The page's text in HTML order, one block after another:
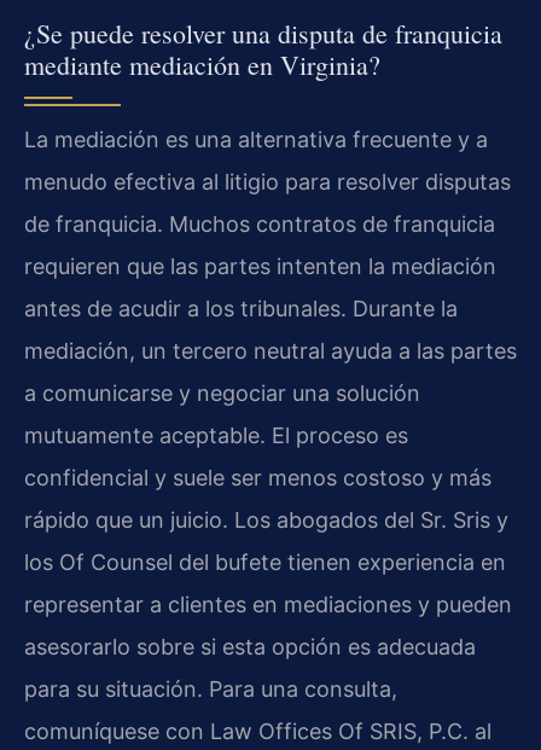
¿Se puede resolver una disputa de franquicia
mediante mediación en Virginia?
La mediación es una alternativa frecuente y a
menudo efectiva al litigio para resolver disputas
de franquicia. Muchos contratos de franquicia
requieren que las partes intenten la mediación
antes de acudir a los tribunales. Durante la
mediación, un tercero neutral ayuda a las partes
a comunicarse y negociar una solución
mutuamente aceptable. El proceso es
confidencial y suele ser menos costoso y más
rápido que un juicio. Los abogados del Sr. Sris y
los Of Counsel del bufete tienen experiencia en
representar a clientes en mediaciones y pueden
asesorarlo sobre si esta opción es adecuada
para su situación. Para una consulta,
comuníquese con Law Offices Of SRIS, P.C. al